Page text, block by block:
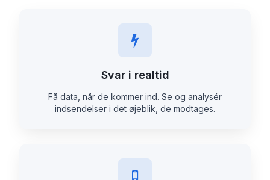
Svar i realtid
Få data, når de kommer ind. Se og analysér
indsendelser i det øjeblik, de modtages.